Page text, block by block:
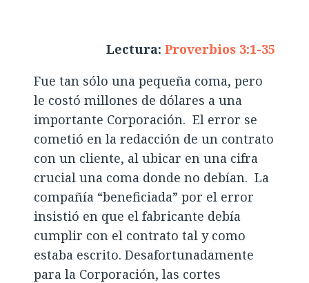
Lectura: Proverbios 3:1-35
Fue tan sólo una pequeña coma, pero
le costó millones de dólares a una
importante Corporación. El error se
cometió en la redacción de un contrato
con un cliente, al ubicar en una cifra
crucial una coma donde no debían. La
compañía “beneficiada” por el error
insistió en que el fabricante debía
cumplir con el contrato tal y como
estaba escrito. Desafortunadamente
para la Corporación, las cortes